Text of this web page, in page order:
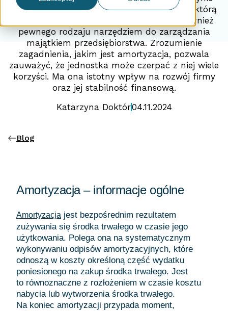
zwykłej formalności ani kolejnej czynności, którą
należy wykonywać w księgowości. Jest również
pewnego rodzaju narzędziem do zarządzania
majątkiem przedsiębiorstwa. Zrozumienie
zagadnienia, jakim jest amortyzacja, pozwala
zauważyć, że jednostka może czerpać z niej wiele
korzyści. Ma ona istotny wpływ na rozwój firmy
oraz jej stabilność finansową.
Katarzyna Doktór04.11.2024
Blog
Amortyzacja – informacje ogólne
Amortyzacja jest bezpośrednim rezultatem
zużywania się środka trwałego w czasie jego
użytkowania. Polega ona na systematycznym
wykonywaniu odpisów amortyzacyjnych, które
odnoszą w koszty określoną część wydatku
poniesionego na zakup środka trwałego. Jest
to równoznaczne z rozłożeniem w czasie kosztu
nabycia lub wytworzenia środka trwałego.
Na koniec amortyzacji przypada moment,